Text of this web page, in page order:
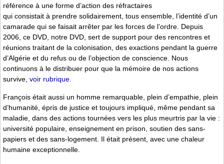
référence à une forme d’action des réfractaires
qui consistait à prendre solidairement, tous ensemble, l’identité d’un
camarade qui se faisait arrêter par les forces de l’ordre. Depuis
2006, ce DVD, notre DVD, sert de support pour des rencontres et
réunions traitant de la colonisation, des exactions pendant la guerre
d’Algérie et du refus ou de l’objection de conscience. Nous
continuons à le distribuer pour que la mémoire de nos actions
survive, voir rubrique
François était aussi un homme remarquable, plein d’empathie, plein
d’humanité, épris de justice et toujours impliqué, même pendant sa
maladie, dans des actions tournées vers les plus meurtris par la vie :
université populaire, enseignement en prison, soutien des sans-
papiers et des sans-logement. Il était présent, avec une chaleur
humaine exceptionnelle.